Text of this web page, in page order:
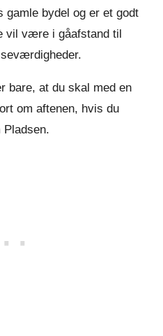
gamle bydel og er et godt
vil være i gåafstand til
bare, at du skal med en
om aftenen, hvis du
Pladsen.